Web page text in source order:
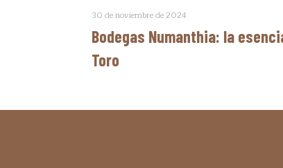
30 de noviembre de 2024
Bodegas Numanthia: la
Toro